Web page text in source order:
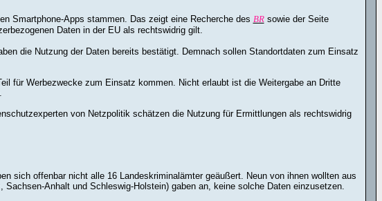
Smartphone-Apps stammen. Das zeigt eine Recherche des BRsowie der Seite
Daten in der EU als rechtswidrig gilt.
die Nutzung der Daten bereits bestätigt. Demnach sollen Standortdaten zum Einsatz
für Werbezwecke zum Einsatz kommen. Nicht erlaubt ist die Weitergabe an Dritte
von Netzpolitik schätzen die Nutzung für Ermittlungen als rechtswidrig
sich offenbar nicht alle 16 Landeskriminalämter geäußert. Neun von ihnen wollten aus
Anhalt und Schleswig-Holstein) gaben an, keine solche Daten einzusetzen.